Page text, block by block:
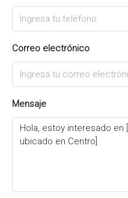
Correo electrónico
Mensaje